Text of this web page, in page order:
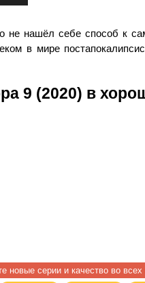
не нашёл себе способ к
в мире
9 (2020) в
новые серии и качество во всех